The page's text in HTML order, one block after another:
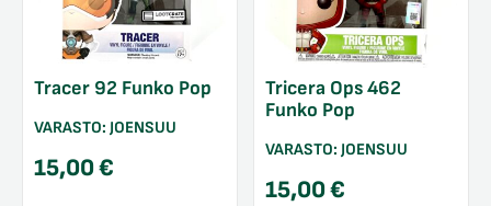
Tracer 92 Funko Pop
VARASTO: JOENSUU
15,00€
Tricera Ops 462
Funko Pop
VARASTO: JOENSUU
15,00€